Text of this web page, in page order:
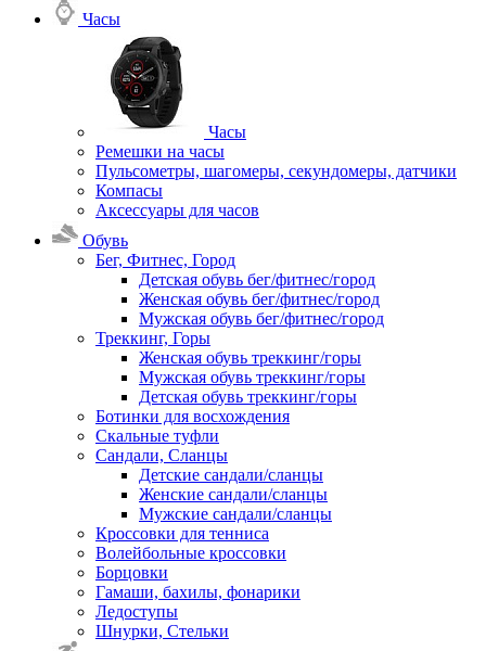
Часы
Часы
Ремешки на часы
Пульсометры, шагомеры, секундомеры, датчики
Компасы
Аксессуары для часов
Обувь
Бег, Фитнес, Город
Детская обувь бег/фитнес/город
Женская обувь бег/фитнес/город
Мужская обувь бег/фитнес/город
Треккинг, Горы
Женская обувь треккинг/горы
Мужская обувь треккинг/горы
Детская обувь треккинг/горы
Ботинки для восхождения
Скальные туфли
Сандали, Сланцы
Детские сандали/сланцы
Женские сандали/сланцы
Мужские сандали/сланцы
Кроссовки для тенниса
Волейбольные кроссовки
Борцовки
Гамаши, бахилы, фонарики
Ледоступы
Шнурки, Стельки